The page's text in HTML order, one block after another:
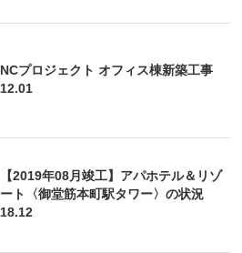
NCプロジェクト オフィス棟新築工事
12.01
【2019年08月竣工】アパホテル＆リゾ
ート〈御堂筋本町駅タワー〉の状況
18.12